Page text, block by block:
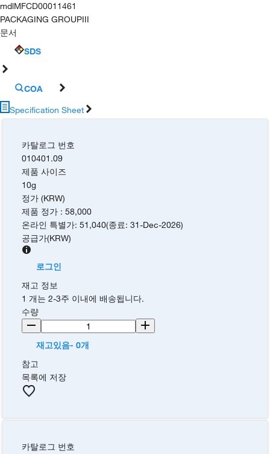
mdlMFCD00011461
PACKAGING GROUPIII
문서
SDS
COA
Specification Sheet
카탈로그 번호
010401.09
제품 사이즈
10g
정가 (KRW)
제품 정가 :58,000
온라인 특별가:51,040(종료:31-Dec-2026)
공급가(KRW)
로그인
재고 정보
1 개는 2-3주 이내에 배송됩니다.
수량
재고있음- 0개
참고
목록에 저장
카탈로그 번호